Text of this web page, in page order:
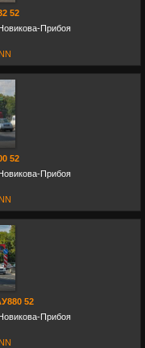
52
Прибоя
52
Прибоя
52
Прибоя